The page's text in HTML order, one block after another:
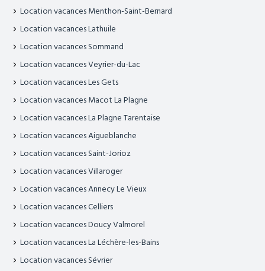
Location vacances Menthon-Saint-Bernard
Location vacances Lathuile
Location vacances Sommand
Location vacances Veyrier-du-Lac
Location vacances Les Gets
Location vacances Macot La Plagne
Location vacances La Plagne Tarentaise
Location vacances Aigueblanche
Location vacances Saint-Jorioz
Location vacances Villaroger
Location vacances Annecy Le Vieux
Location vacances Celliers
Location vacances Doucy Valmorel
Location vacances La Léchère-les-Bains
Location vacances Sévrier